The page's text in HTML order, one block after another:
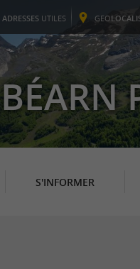
ADRESSES UTILES GEO
BÉARN
S'INFORMER